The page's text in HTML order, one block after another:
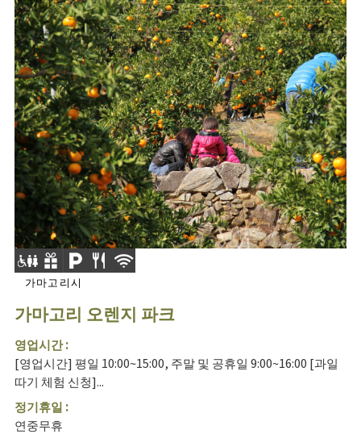
가마고리시
가마고리 오렌지 파크
영업시간 :
[영업시간] 평일 10:00~15:00, 주말 및 공휴일 9:00~16:00 [과일
따기 체험 신청]...
정기휴일 :
연중무휴